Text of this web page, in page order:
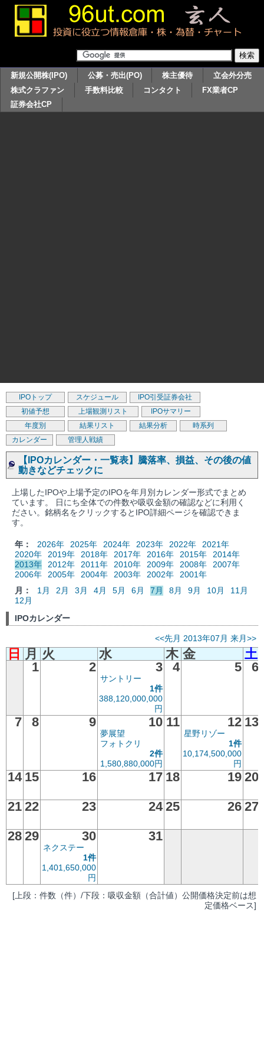
新規公開株(IPO) 公募・売出(PO) 株主優待
立会外分売
株式クラファン
手数料比較 コンタクト
FX業者CP
証券会社CP
IPOトップ スケジュール
IPO引受証券会社
初値予想
上場観測リスト
IPOサマリー
年度別
結果リスト 結果分析
時系列
カレンダー
管理人戦績
【IPOカレンダー・一覧表】騰落率、損益、その後の値
動きなどチェックに
上場したIPOや上場予定のIPOを年月別カレンダー形式でまとめ
ています。 日にち全体での件数や吸収金額の確認などに利用く
ださい。銘柄名をクリックするとIPO詳細ページを確認できま
す。
年： 2026年 2025年 2024年 2023年 2022年
2021年
2020年
2019年 2018年 2017年 2016年 2015年
2014年
2013年
2012年 2011年 2010年 2009年 2008年
2007年
2006年
2005年 2004年 2003年 2002年
2001年
月：
1月 2月 3月 4月 5月 6月 7月 8月 9月 10月
11月
12月
IPOカレンダー
<<先月 2013年07月 来月>>
日 月 火 水 木 金
土
1
2 3
サントリー
1件
388,120,000,000
円
4 5 6
7 8 9 10
夢展望
フォトクリ
2件
1,580,880,000円
11 12
星野リゾー
1件
10,174,500,000
円
13
14 15 16 17 18 19 20
21 22 23 24 25 26 27
28 29 30
ネクステー
1件
1,401,650,000
円
31
[上段：件数（件）/下段：吸収金額（合計値）公開価格決定前は想
定価格ベース]